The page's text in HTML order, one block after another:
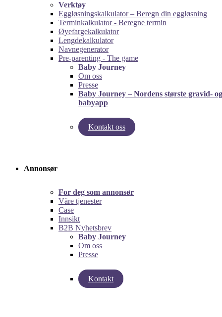
Verktøy
Eggløsningskalkulator – Beregn din eggløsning
Terminkalkulator - Beregne termin
Øyefargekalkulator
Lengdekalkulator
Navnegenerator
Pre-parenting - The game
Baby Journey
Om oss
Presse
Baby Journey – Nordens største gravid- og
babyapp
Kontakt oss
left
Annonsør
For deg som annonsør
Våre tjenester
Case
Innsikt
B2B Nyhetsbrev
Baby Journey
Om oss
Presse
Kontakt
left